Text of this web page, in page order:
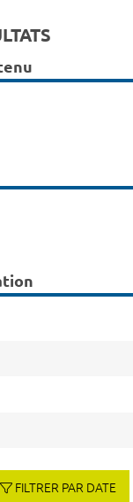
FILTRER PAR DATE